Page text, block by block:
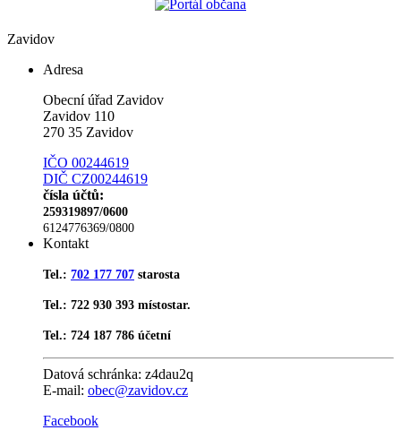
Zavidov
Adresa
Obecní úřad Zavidov
Zavidov 110
270 35 Zavidov
IČO 00244619
DIČ CZ00244619
čísla účtů:
259319897/0600
6124776369/0800
Kontakt
Tel.: 702 177 707 starosta
Tel.: 722 930 393 místostar.
Tel.: 724 187 786 účetní
Datová schránka: z4dau2q
E-mail: obec@zavidov.cz
Facebook